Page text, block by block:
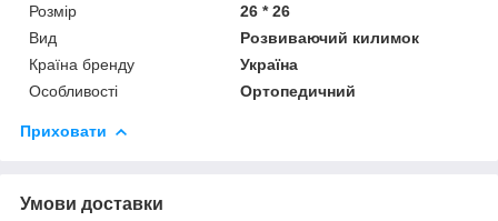
Розмір
26 * 26
Вид
Розвиваючий килимок
Країна бренду
Україна
Особливості
Ортопедичний
Приховати
Умови доставки